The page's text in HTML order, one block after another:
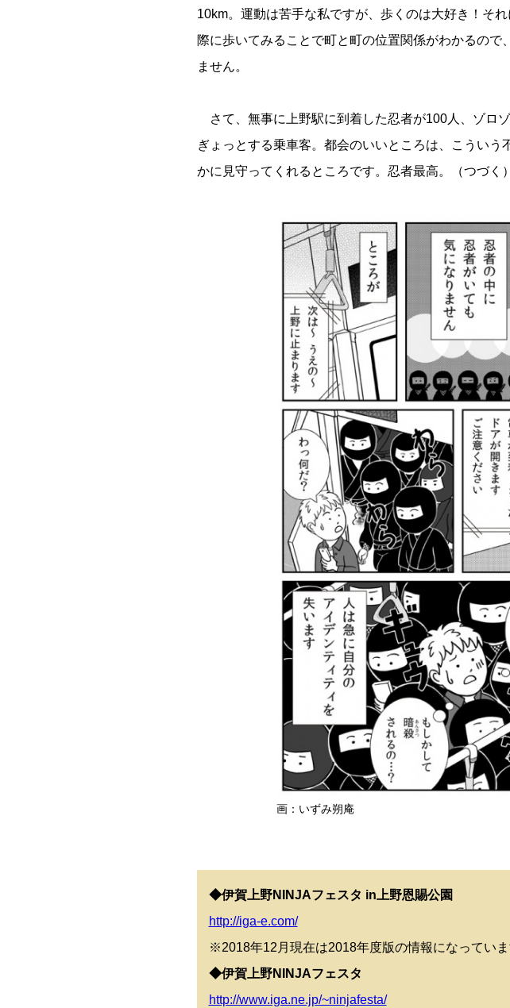
10km。運動は苦手な私ですが、歩くのは大好き！そ
際に歩いてみることで町と町の位置関係がわかるの
ません。
さて、無事に上野駅に到着した忍者が100人、ゾロゾ
ぎょっとする乗車客。都会のいいところは、こうい
かに見守ってくれるところです。忍者最高。（つづく）
画：いずみ朔庵
◆伊賀上野NINJAフェスタ in上野恩賜公園
http://iga-e.com/
※2018年12月現在は2018年度版の情報になってい
◆伊賀上野NINJAフェスタ
http://www.iga.ne.jp/~ninjafesta/